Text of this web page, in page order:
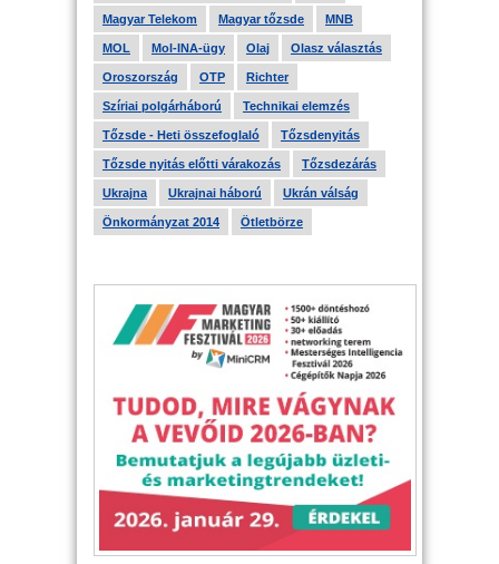
Magyar Telekom Magyar tőzsde MNB
MOL Mol-INA-ügy Olaj Olasz választás
Oroszország OTP Richter
Szíriai polgárháború Technikai elemzés
Tőzsde - Heti összefoglaló Tőzsdenyitás
Tőzsde nyitás előtti várakozás Tőzsdezárás
Ukrajna Ukrajnai háború Ukrán válság
Önkormányzat 2014 Ötletbörze